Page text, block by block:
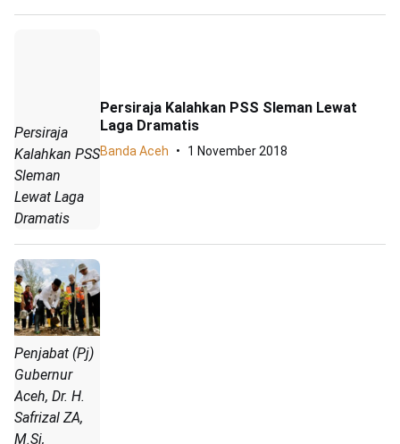
Persiraja
Kalahkan PSS
Sleman
Lewat Laga
Dramatis
Persiraja Kalahkan PSS Sleman Lewat
Laga Dramatis
Banda Aceh 1 November 2018
Penjabat (Pj)
Gubernur
Aceh, Dr. H.
Safrizal ZA,
M.Si,